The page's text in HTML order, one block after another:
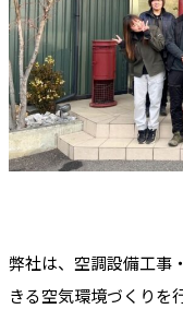
弊社は、空調設備工事
きる空気環境づくりを